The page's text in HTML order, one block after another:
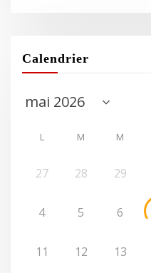
Calendrier
L M M
27 28 29
4 5 6
11 12 13